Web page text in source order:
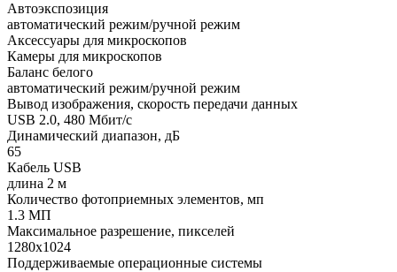
Автоэкспозиция
автоматический режим/ручной режим
Аксессуары для микроскопов
Камеры для микроскопов
Баланс белого
автоматический режим/ручной режим
Вывод изображения, скорость передачи данных
USB 2.0, 480 Мбит/с
Динамический диапазон, дБ
65
Кабель USB
длина 2 м
Количество фотоприемных элементов, мп
1.3 МП
Максимальное разрешение, пикселей
1280х1024
Поддерживаемые операционные системы